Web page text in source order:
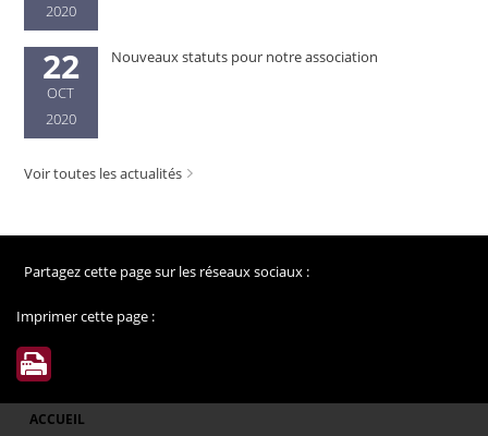
2020
22
OCT
2020
Nouveaux statuts pour notre association
Voir toutes les actualités
Partagez cette page sur les réseaux sociaux :
Imprimer cette page :
ACCUEIL